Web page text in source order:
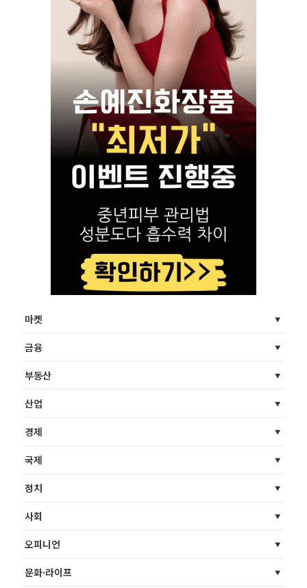
마켓
금융
부동산
산업
경제
국제
정치
사회
오피니언
문화·라이프